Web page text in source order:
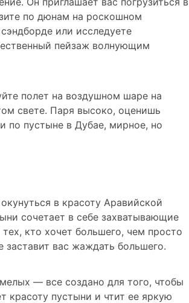
по дюнам на роскошном
или исследуете
пейзаж волнующим
полет на воздушном шаре на
свете. Паря высоко, оценишь
по пустыне в Дубае, мирное, но
в красоту Аравийской
сочетает в себе захватывающие
кто хочет большего, чем просто
вас жаждать большего.
— все создано для того, чтобы
красоту пустыни и чтит ее яркую